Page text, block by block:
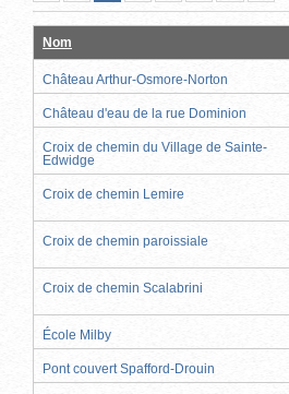
pageprécédente
actuelle)
suivante
page
Nom
Château Arthur-Osmore-Norton
Château d'eau de la rue Dominion
Croix de chemin du Village de Sainte-
Edwidge
Croix de chemin Lemire
Croix de chemin paroissiale
Croix de chemin Scalabrini
École Milby
Pont couvert Spafford-Drouin